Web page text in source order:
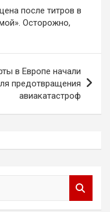
после титров в
Осторожно,
в Европе начали
предотвращения
авиакатастроф